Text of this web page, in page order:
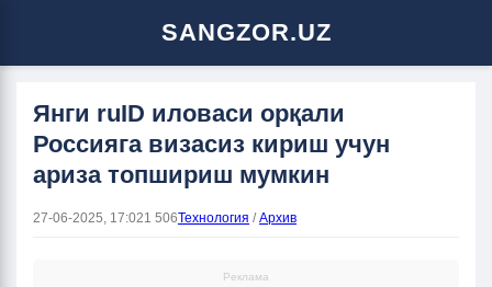
SANGZOR.UZ
Янги ruID иловаси орқали
Россияга визасиз кириш учун
ариза топшириш мумкин
27-06-2025, 17:021 506Технология /Архив
Реклама